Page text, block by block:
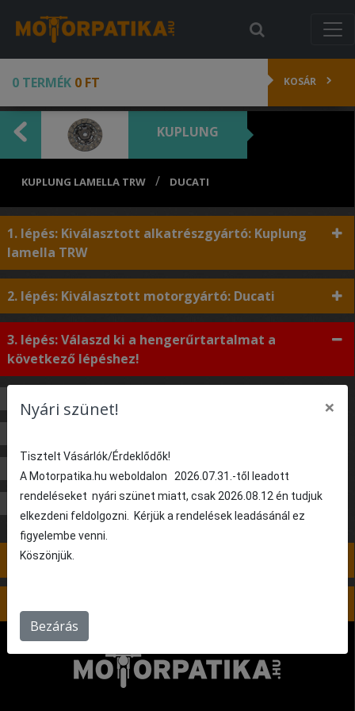
0 TERMÉK 0 FT KOSÁR
KUPLUNG
KUPLUNG LAMELLA TRW / DUCATI
1. lépés: Kiválasztott alkatrészgyártó: Kuplung
lamella TRW
2. lépés: Kiválasztott motorgyártó: Ducati
3. lépés: Válaszd ki a hengerűrtartalmat a
következő lépéshez!
916 cm³ 944 cm³ 992 cm³ 996 cm³
998 cm³ 1000 cm³ 1100 cm³
4. lépés: Nincs kiválasztva
Nyári szünet! ×
Tisztelt Vásárlók/Érdeklődők!
A Motorpatika.hu weboldalon 2026.07.31.-től leadott
rendeléseket nyári szünet miatt, csak 2026.08.12 én tudjuk
elkezdeni feldolgozni. Kérjük a rendelések leadásánál ez
figyelembe venni.
Köszönjük.
Bezárás